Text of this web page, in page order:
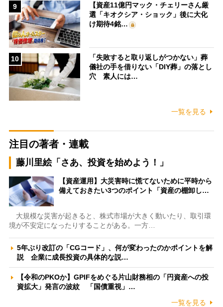
9
【資産11億円マック・チェリーさん厳
選「キオクシア・ショック」後に大化
け期待4銘…
10
「失敗すると取り返しがつかない」葬
儀社の手を借りない「DIY葬」の落とし
穴 素人には…
一覧を見る
注目の著者・連載
藤川里絵「さあ、投資を始めよう！」
【資産運用】大災害時に慌てないために平時から
備えておきたい3つのポイント「資産の棚卸し…
大規模な災害が起きると、株式市場が大きく動いたり、取引環
境が不安定になったりすることがある。一方…
5年ぶり改訂の「CGコード」、何が変わったのかポイントを解
説 企業に成長投資の具体的な説…
【令和のPKOか】GPIFをめぐる片山財務相の「円資産への投
資拡大」発言の波紋 「国債重視」…
一覧を見る